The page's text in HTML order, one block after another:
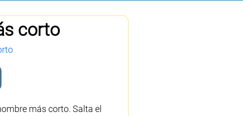
corto
más corto. Salta el